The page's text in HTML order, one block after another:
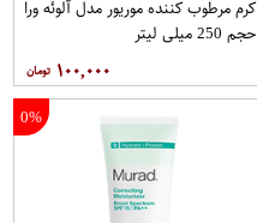
کرم مرطوب کننده موریور مدل آلوئه ورا
حجم 250 میلی لیتر
۱۰۰,۰۰۰
0%